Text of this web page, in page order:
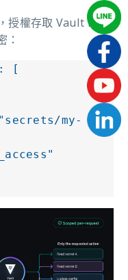
授權存取 Vault KV
[